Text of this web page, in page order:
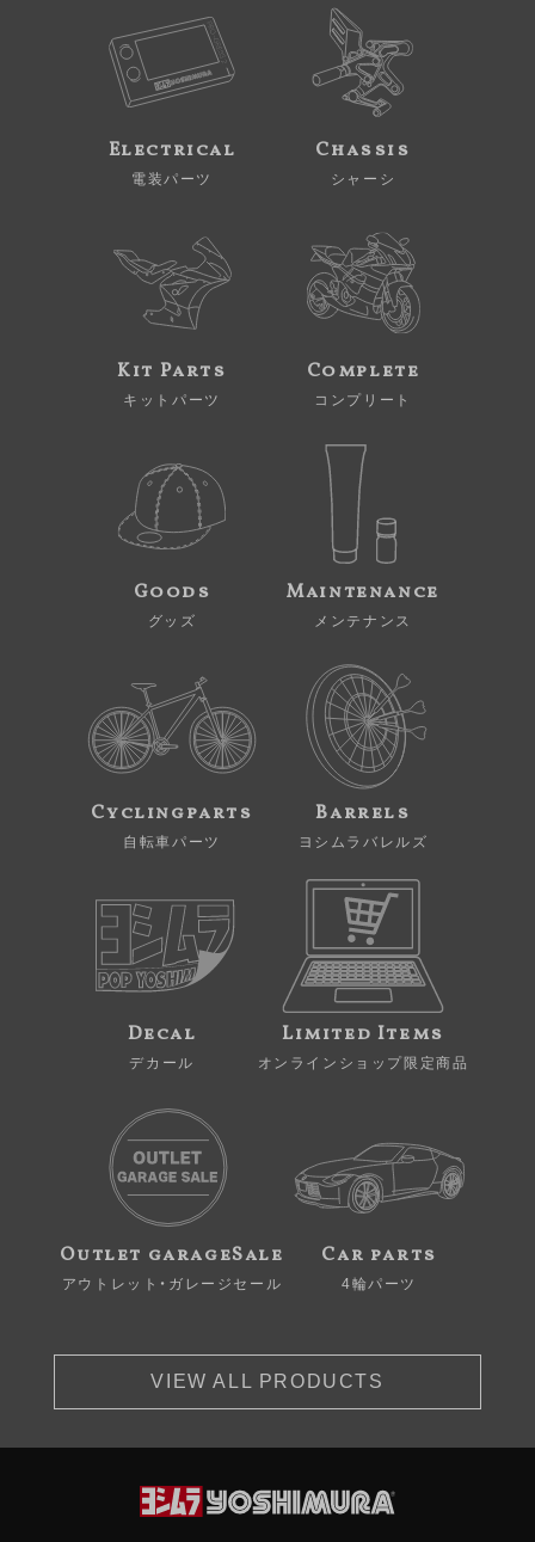
Electrical
電装パーツ
Chassis
シャーシ
Kit Parts
キットパーツ
Complete
コンプリート
Goods
グッズ
Maintenance
メンテナンス
Cyclingparts
自転車パーツ
Barrels
ヨシムラバレルズ
Decal
デカール
Limited Items
オンラインショップ限定商品
Outlet garageSale
アウトレット・ガレージセール
Car parts
4輪パーツ
VIEW ALL PRODUCTS